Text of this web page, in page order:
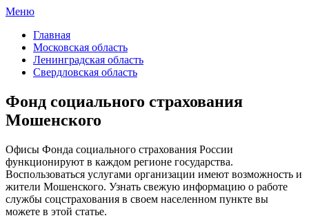
Меню
Главная
Московская область
Ленинградская область
Свердловская область
Фонд социального страхования
Мошенского
Офисы Фонда социального страхования России
функционируют в каждом регионе государства.
Воспользоваться услугами организации имеют возможность и
жители Мошенского. Узнать свежую информацию о работе
службы соцстрахования в своем населенном пункте вы
можете в этой статье.